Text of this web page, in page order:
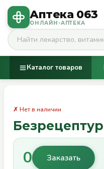
Аптека 063
ОНЛАЙН-АПТЕКА
Каталог товаров
✗ Нет в наличии
0 Заказать